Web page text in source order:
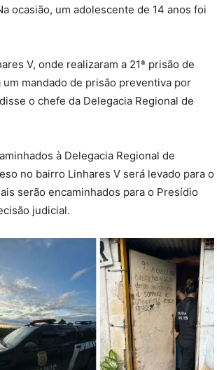
ocasião, um adolescente de 14 anos foi
V, onde realizaram a 21ª prisão de
mandado de prisão preventiva por
o chefe da Delegacia Regional de
à Delegacia Regional de
no bairro Linhares V será levado para o
serão encaminhados para o Presídio
judicial.